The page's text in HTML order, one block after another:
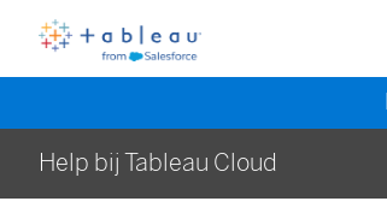
Help bij Tableau Cloud